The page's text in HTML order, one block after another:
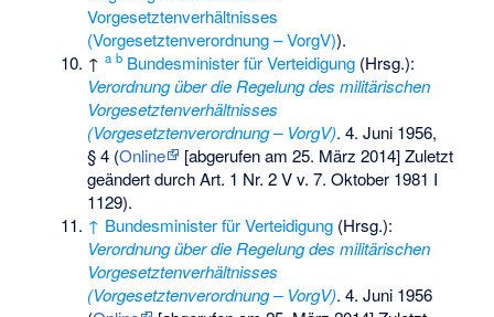
Vorgesetztenverhältnisses
(Vorgesetztenverordnung – VorgV)).
↑a b Bundesminister für Verteidigung (Hrsg.):
Verordnung über die Regelung des militärischen
Vorgesetztenverhältnisses
(Vorgesetztenverordnung – VorgV). 4. Juni 1956,
§ 4 (Online
[abgerufen am 25. März 2014] Zuletzt
geändert durch Art. 1 Nr. 2 V v. 7. Oktober 1981 I
1129).
↑ Bundesminister für Verteidigung (Hrsg.):
Verordnung über die Regelung des militärischen
Vorgesetztenverhältnisses
(Vorgesetztenverordnung – VorgV). 4. Juni 1956